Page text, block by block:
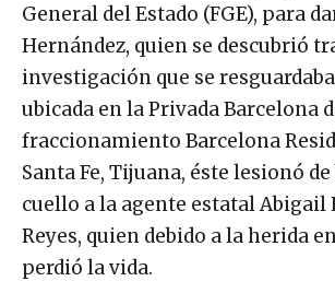
General del Estado (FGE), para
Hernández, quien se descubrió
investigación que se
ubicada en la Privada Barcelona
fraccionamiento Barcelona
Santa Fe, Tijuana, éste lesionó
cuello a la agente estatal Abigail
Reyes, quien debido a la herida
perdió la vida.